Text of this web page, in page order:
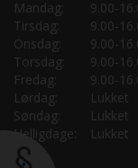
Mandag:
9.00-
Tirsdag:
9.00-
Onsdag:
9.00-
Torsdag:
9.00-
Fredag:
9.00-
Lørdag:
Lukket
Søndag:
Lukket
Helligdage:
Lukket